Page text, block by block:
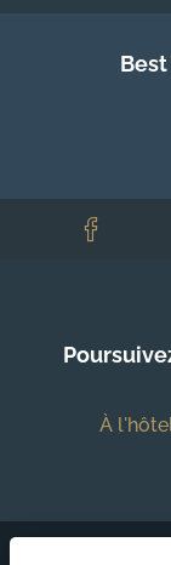
À
Chaque